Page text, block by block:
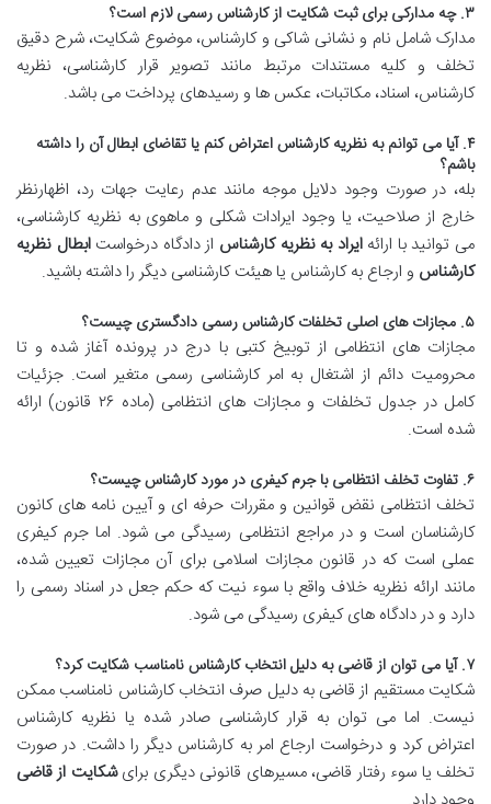
۳. چه مدارکی برای ثبت شکایت از کارشناس رسمی لازم است؟
مدارک شامل نام و نشانی شاکی و کارشناس، موضوع شکایت، شرح دقیق
تخلف و کلیه مستندات مرتبط مانند تصویر قرار کارشناسی، نظریه
کارشناس، اسناد، مکاتبات، عکس ها و رسیدهای پرداخت می باشد.
۴. آیا می توانم به نظریه کارشناس اعتراض کنم یا تقاضای ابطال آن را داشته
باشم؟
بله، در صورت وجود دلایل موجه مانند عدم رعایت جهات رد، اظهارنظر
خارج از صلاحیت، یا وجود ایرادات شکلی و ماهوی به نظریه کارشناسی،
می توانید با ارائهایراد به نظریه کارشناس از دادگاه درخواستابطال نظریه
کارشناس و ارجاع به کارشناس یا هیئت کارشناسی دیگر را داشته باشید.
۵. مجازات های اصلی تخلفات کارشناس رسمی دادگستری چیست؟
مجازات های انتظامی از توبیخ کتبی با درج در پرونده آغاز شده و تا
محرومیت دائم از اشتغال به امر کارشناسی رسمی متغیر است. جزئیات
کامل در جدول تخلفات و مجازات های انتظامی (ماده ۲۶ قانون) ارائه
شده است.
۶. تفاوت تخلف انتظامی با جرم کیفری در مورد کارشناس چیست؟
تخلف انتظامی نقض قوانین و مقررات حرفه ای و آیین نامه های کانون
کارشناسان است و در مراجع انتظامی رسیدگی می شود. اما جرم کیفری
عملی است که در قانون مجازات اسلامی برای آن مجازات تعیین شده،
مانند ارائه نظریه خلاف واقع با سوء نیت که حکم جعل در اسناد رسمی را
دارد و در دادگاه های کیفری رسیدگی می شود.
۷. آیا می توان از قاضی به دلیل انتخاب کارشناس نامناسب شکایت کرد؟
شکایت مستقیم از قاضی به دلیل صرف انتخاب کارشناس نامناسب ممکن
نیست. اما می توان به قرار کارشناسی صادر شده یا نظریه کارشناس
اعتراض کرد و درخواست ارجاع امر به کارشناس دیگر را داشت. در صورت
تخلف یا سوء رفتار قاضی، مسیرهای قانونی دیگری برایشکایت از قاضی